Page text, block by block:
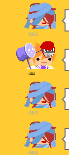
ゆきの
p890
ゆきの
ゆきの